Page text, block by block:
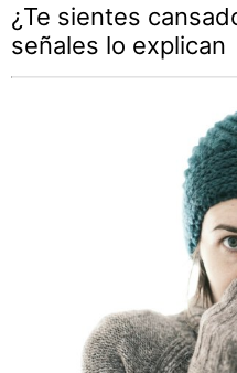
¿Te sientes
señales lo explican